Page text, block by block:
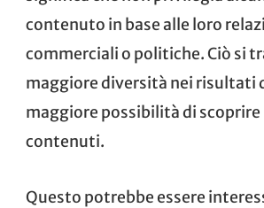
contenuto in base alle loro
commerciali o politiche. Ciò si
maggiore diversità nei risultati
maggiore possibilità di scoprire
contenuti.
Questo potrebbe essere